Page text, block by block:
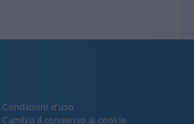
Condizioni d’uso
Cambia il consenso ai cookie